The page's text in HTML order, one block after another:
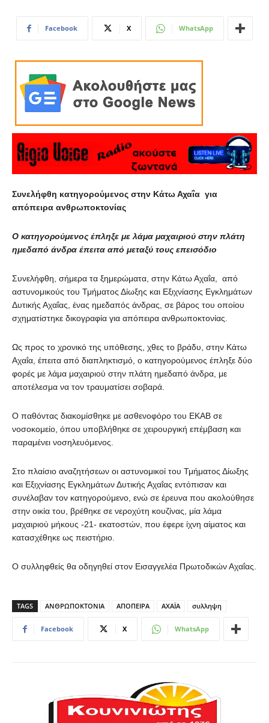
Facebook X WhatsApp
Συνελήφθη κατηγορούμενος στην Κάτω Αχαΐα για
απόπειρα ανθρωποκτονίας
Ο κατηγορούμενος έπληξε με λάμα μαχαιριού στην πλάτη
ημεδαπό άνδρα έπειτα από μεταξύ τους επεισόδιο
Συνελήφθη, σήμερα τα ξημερώματα, στην Κάτω Αχαΐα, από
αστυνομικούς του Τμήματος Δίωξης και Εξιχνίασης Εγκλημάτων
Δυτικής Αχαΐας, ένας ημεδαπός άνδρας, σε βάρος του οποίου
σχηματίστηκε δικογραφία για απόπειρα ανθρωποκτονίας.
Ως προς το χρονικό της υπόθεσης, χθες το βράδυ, στην Κάτω
Αχαΐα, έπειτα από διαπληκτισμό, ο κατηγορούμενος έπληξε δύο
φορές με λάμα μαχαιριού στην πλάτη ημεδαπό άνδρα, με
αποτέλεσμα να τον τραυματίσει σοβαρά.
Ο παθόντας διακομίσθηκε με ασθενοφόρο του ΕΚΑΒ σε
νοσοκομείο, όπου υποβλήθηκε σε χειρουργική επέμβαση και
παραμένει νοσηλευόμενος.
Στο πλαίσιο αναζητήσεων οι αστυνομικοί του Τμήματος Δίωξης
και Εξιχνίασης Εγκλημάτων Δυτικής Αχαΐας εντόπισαν και
συνέλαβαν τον κατηγορούμενο, ενώ σε έρευνα που ακολούθησε
στην οικία του, βρέθηκε σε νεροχύτη κουζίνας, μία λάμα
μαχαιριού μήκους -21- εκατοστών, που έφερε ίχνη αίματος και
κατασχέθηκε ως πειστήριο.
Ο συλληφθείς θα οδηγηθεί στον Εισαγγελέα Πρωτοδικών Αχαΐας.
TAGS ΑΝΘΡΩΠΟΚΤΟΝΙΑ ΑΠΟΠΕΙΡΑ ΑΧΑΪΑ συλληψη
Facebook X WhatsApp